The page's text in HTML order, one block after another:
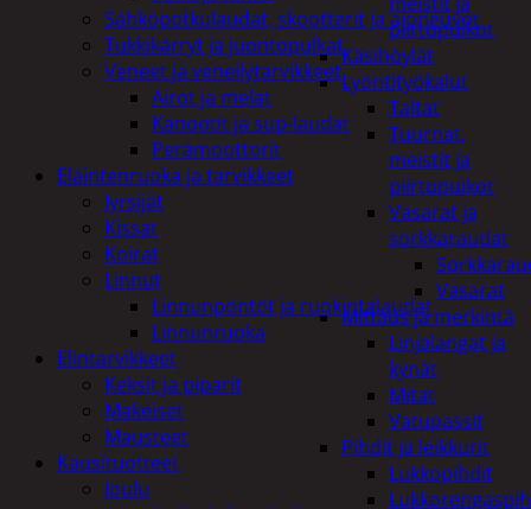
piirtopuikot
Käsihöylät
Lyöntityökalut
Taltat
Tuurnat,
meistit ja
piirtopuikot
Vasarat ja
sorkkaraudat
Vasarat
Mittaus ja merkintä
Linjalangat ja
kynät
Mitat
Vatupassit
Pihdit ja leikkurit
Lukkopihdit
Sähköpotkulaudat, skootterit ja ajoneuvot
Tukkikärryt ja juontopulkat
Veneet ja veneilytarvikkeet
Airot ja melat
Kanootit ja sup-laudat
Perämoottorit
Eläintenruoka ja tarvikkeet
Jyrsijät
Kissat
Koirat
Linnut
Linnunpöntöt ja ruokintalaudat
Linnunruoka
Elintarvikkeet
Keksit ja piparit
Makeiset
Mausteet
Kausituotteet
Joulu